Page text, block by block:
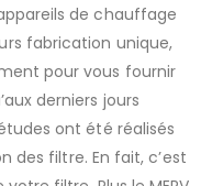
de chauffage
fabrication unique,
pour vous fournir
derniers jours
ont été réalisés
des filtre. En fait, c’est